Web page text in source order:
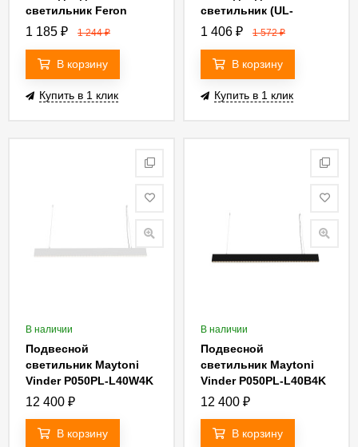
светильник Feron
41223
1 185 ₽ 1 244₽
В корзину
Купить в 1 клик
светильник (UL-
00006095) Uniel ULT-
WHITE
1 406 ₽ 1 572₽
В корзину
Купить в 1 клик
В наличии
Подвесной
светильник Maytoni
Vinder P050PL-L40W4K
12 400 ₽
В корзину
В наличии
Подвесной
светильник Maytoni
Vinder P050PL-L40B4K
12 400 ₽
В корзину